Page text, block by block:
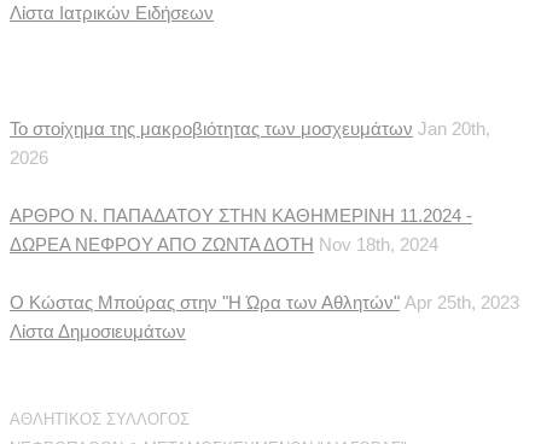
Λίστα Ιατρικών Ειδήσεων
Το στοίχημα της μακροβιότητας των μοσχευμάτων Jan 20th,
2026
ΑΡΘΡΟ Ν. ΠΑΠΑΔΑΤΟΥ ΣΤΗΝ ΚΑΘΗΜΕΡΙΝΗ 11.2024 -
ΔΩΡΕΑ ΝΕΦΡΟΥ ΑΠΟ ΖΩΝΤΑ ΔΟΤΗ Nov 18th, 2024
Ο Κώστας Μπούρας στην "Η Ώρα των Αθλητών" Apr 25th, 2023
Λίστα Δημοσιευμάτων
ΑΘΛΗΤΙΚΟΣ ΣΥΛΛΟΓΟΣ